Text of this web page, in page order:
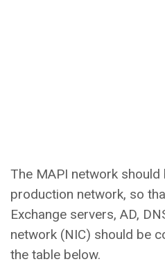
The MAPI network
production network, so
Exchange servers, AD,
network (NIC) should be
the table below.